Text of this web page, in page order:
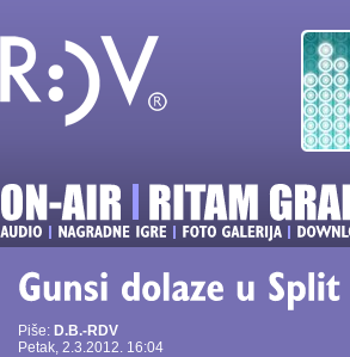
Piše: D.B.-RDV
Petak, 2.3.2012. 16:04